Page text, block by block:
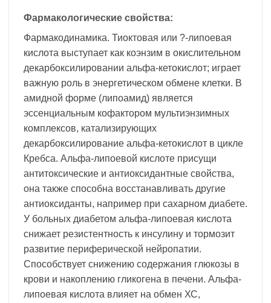
Фармакологические свойства:
Фармакодинамика. Тиоктовая или ?-липоевая
кислота выступает как коэнзим в окислительном
декарбоксилировании альфа-кетокислот; играет
важную роль в энергетическом обмене клетки. В
амидной форме (липоамид) является
эссенциальным кофактором мультиэнзимных
комплексов, катализирующих
декарбоксилирование альфа-кетокислот в цикле
Кребса. Альфа-липоевой кислоте присущи
антитоксические и антиоксидантные свойства,
она также способна восстанавливать другие
антиоксиданты, например при сахарном диабете.
У больных диабетом альфа-липоевая кислота
снижает резистентность к инсулину и тормозит
развитие периферической нейропатии.
Способствует снижению содержания глюкозы в
крови и накоплению гликогена в печени. Альфа-
липоевая кислота влияет на обмен ХС,